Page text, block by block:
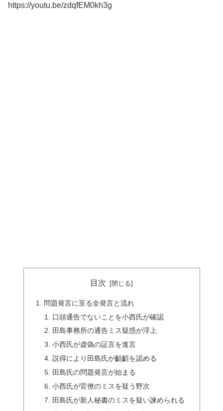
https://youtu.be/zdqfEM0kh3g
目次
問題発言に至る全発言と流れ
口頭通告でないことを小西氏が確認
田島事務所の通告ミス疑惑が浮上
小西氏が虚偽の証言を進言
説得により田島氏が齟齬を認める
田島氏の問題発言が始まる
小西氏が官僚のミスを疑う野次
田島氏が新人秘書のミスを疑い諫められる